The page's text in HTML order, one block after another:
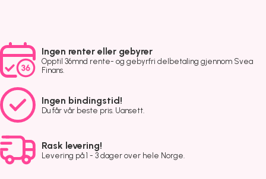
Ingen renter eller gebyrer
Opptil 36mnd rente- og gebyrfri delbetaling gjennom Svea
Finans.
Ingen bindingstid!
Du får vår beste pris. Uansett.
Rask levering!
Levering på 1 - 3 dager over hele Norge.